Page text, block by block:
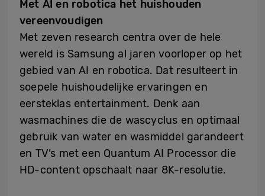
Met AI en robotica het huishouden
vereenvoudigen
Met zeven research centra over de hele
wereld is Samsung al jaren voorloper op het
gebied van AI en robotica. Dat resulteert in
soepele huishoudelijke ervaringen en
eersteklas entertainment. Denk aan
wasmachines die de wascyclus en optimaal
gebruik van water en wasmiddel garandeert
en TV’s met een Quantum AI Processor die
HD-content opschaalt naar 8K-resolutie.